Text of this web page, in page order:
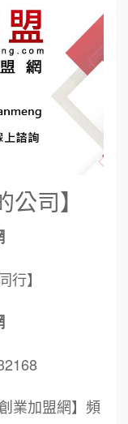
公司】
行】
業加盟網】頻